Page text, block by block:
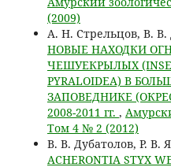
(2009)
А. Н. Стрельцов, В.
НОВЫЕ НАХОДКИ
ЧЕШУЕКРЫЛЫХ
PYRALOIDEA) В
ЗАПОВЕДНИКЕ
2008-2011 гг. ,
Том 4 № 2 (2012)
В. В. Дубатолов, Р. В.
ACHERONTIA STYX